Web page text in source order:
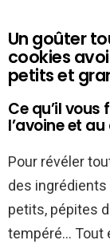
Un goûter
cookies
petits et
Ce qu’il
l’avoine et
Pour révéler
des ingrédients
petits, pépites
tempéré… Tout